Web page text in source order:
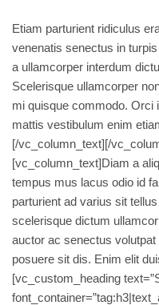
Etiam parturient ridiculus
venenatis senectus in
a ullamcorper interdum
Scelerisque ullamcorper
mi quisque commodo. Orci
mattis vestibulum enim
[/vc_column_text][/
[vc_column_text]Diam a
tempus mus lacus odio id
parturient ad varius sit
scelerisque dictum
auctor ac senectus
posuere sit dis. Enim elit
[vc_custom_heading